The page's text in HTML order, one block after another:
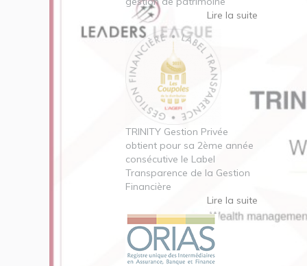
Lire la suite
TRINITY Gestion Privée
obtient pour sa 2ème année
consécutive le Label
Transparence de la Gestion
Financière
Lire la suite